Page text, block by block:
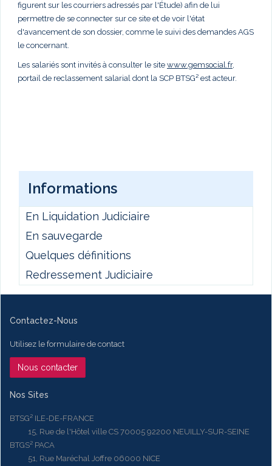
figurent sur les courriers adressés par l'Étude) afin de lui
permettre de se connecter sur ce site et de voir l'état
d'avancement de son dossier, comme le suivi des demandes AGS
le concernant.
Les salariés sont invités à consulter le site www.gemsocial.fr,
portail de reclassement salarial dont la SCP BTSG² est acteur.
Informations
En Liquidation Judiciaire
En sauvegarde
Quelques définitions
Redressement Judiciaire
Contactez-Nous
Utilisez le formulaire de contact
Nous contacter
Nos Sites
BTSG² ILE-DE-FRANCE
15, Rue de l'Hôtel ville CS 70005 92200 NEUILLY-SUR-SEINE
BTGS² PACA
51, Rue Maréchal Joffre 06000 NICE